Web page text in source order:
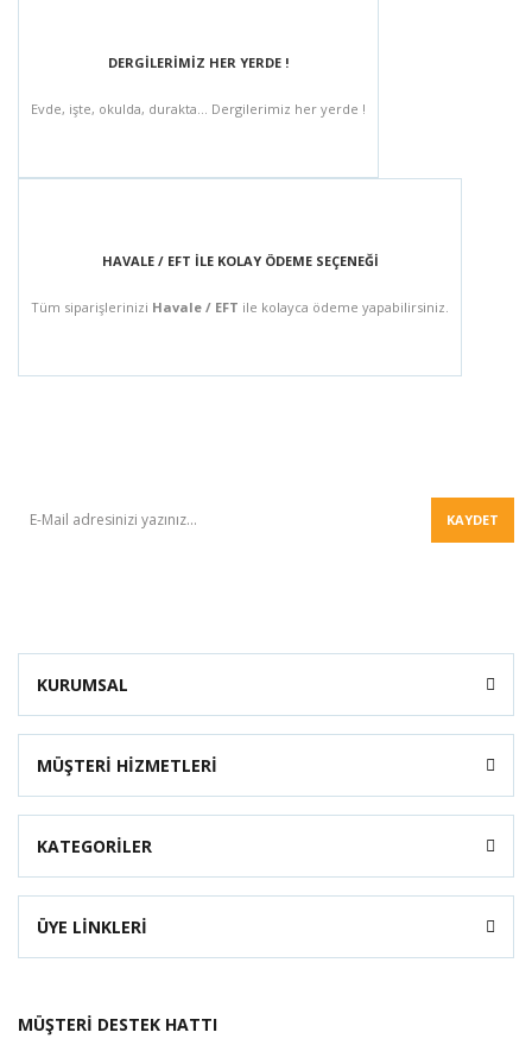
DERGİLERİMİZ HER YERDE !
Evde, işte, okulda, durakta... Dergilerimiz her yerde !
HAVALE / EFT İLE KOLAY ÖDEME SEÇENEĞİ
Tüm siparişlerinizi Havale / EFT ile kolayca ödeme yapabilirsiniz.
KAYDET
KURUMSAL
MÜŞTERİ HİZMETLERİ
KATEGORİLER
ÜYE LİNKLERİ
MÜŞTERİ DESTEK HATTI